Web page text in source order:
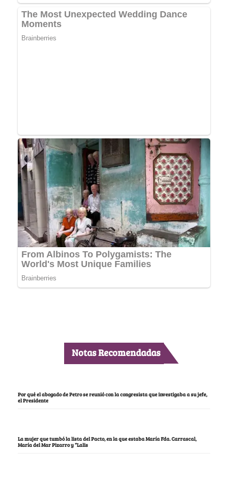
Notas Recomendadas
Por qué el abogado de Petro se reunió con la congresista que investigaba a su jefe,
el Presidente
La mujer que tumbó la lista del Pacto, en la que estaba María Fda. Carrascal,
María del Mar Pizarro y “Lalis